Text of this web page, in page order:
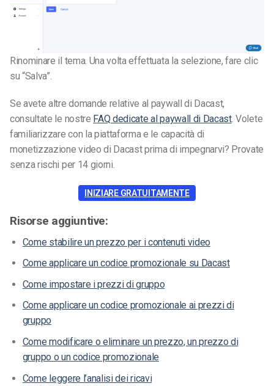
Rinominare il tema. Una volta effettuata la selezione, fare clic
su “Salva”.
Se avete altre domande relative al paywall di Dacast,
consultate le nostre FAQ dedicate al paywall di Dacast. Volete
familiarizzare con la piattaforma e le capacità di
monetizzazione video di Dacast prima di impegnarvi? Provate
senza rischi per 14 giorni.
INIZIARE GRATUITAMENTE
Risorse aggiuntive:
Come stabilire un prezzo per i contenuti video
Come applicare un codice promozionale su Dacast
Come impostare i prezzi di gruppo
Come applicare un codice promozionale ai prezzi di
gruppo
Come modificare o eliminare un prezzo, un prezzo di
gruppo o un codice promozionale
Come leggere l’analisi dei ricavi